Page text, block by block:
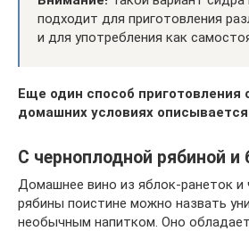
подходит для приготовления
и для употребления как
Еще один способ приготовления
домашних условиях
С черноплодной рябиной
Домашнее вино из яблок-ранеток и
рябины поистине можно назвать
необычным напитком. Оно